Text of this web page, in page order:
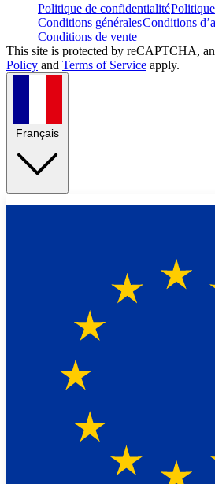
Politique de confidentialité
Conditions généralesConditions
Conditions de vente
This site is protected by reCAPTCHA,
Policy and Terms of Service apply.
Français